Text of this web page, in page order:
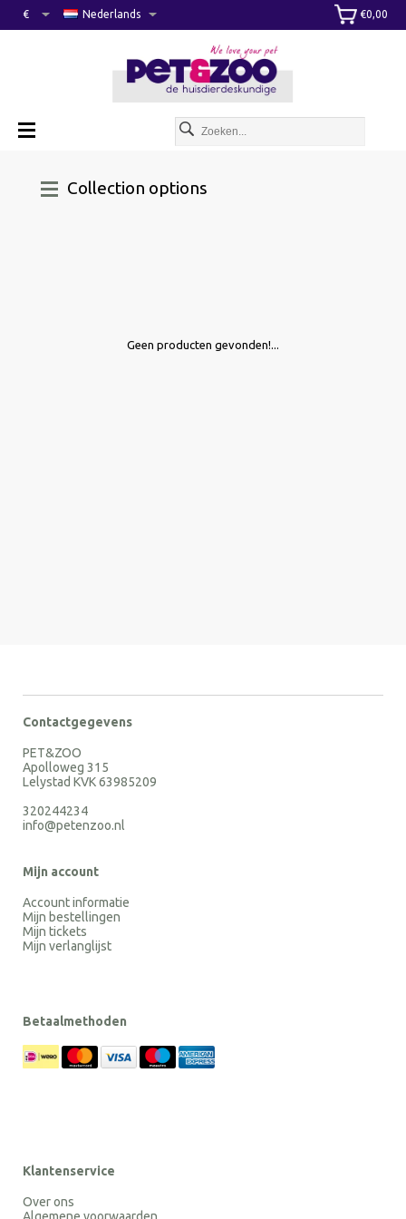
€0,00
Nederlands
€
Collection options
Geen producten gevonden!...
Contactgegevens
PET&ZOO
Apolloweg 315
Lelystad KVK 63985209
320244234
info@petenzoo.nl
Mijn account
Account informatie
Mijn bestellingen
Mijn tickets
Mijn verlanglijst
Betaalmethoden
Klantenservice
Over ons